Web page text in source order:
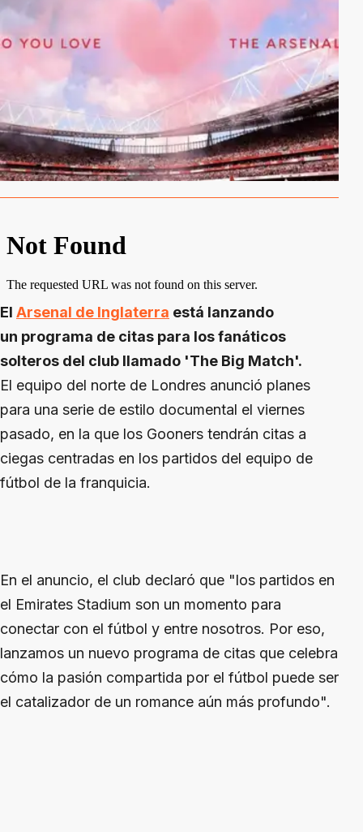
El Arsenal de Inglaterra está lanzando
un programa de citas para los fanáticos
solteros del club llamado 'The Big Match'.
El equipo del norte de Londres anunció planes
para una serie de estilo documental el viernes
pasado, en la que los Gooners tendrán citas a
ciegas centradas en los partidos del equipo de
fútbol de la franquicia.
En el anuncio, el club declaró que "los partidos en
el Emirates Stadium son un momento para
conectar con el fútbol y entre nosotros. Por eso,
lanzamos un nuevo programa de citas que celebra
cómo la pasión compartida por el fútbol puede ser
el catalizador de un romance aún más profundo".